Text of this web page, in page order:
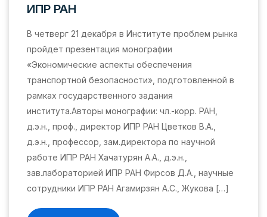
ИПР РАН
В четверг 21 декабря в Институте проблем рынка
пройдет презентация монографии
«Экономические аспекты обеспечения
транспортной безопасности», подготовленной в
рамках государственного задания
института.Авторы монографии: чл.-корр. РАН,
д.э.н., проф., директор ИПР РАН Цветков В.А.,
д.э.н., профессор, зам.директора по научной
работе ИПР РАН Хачатурян А.А., д.э.н.,
зав.лабораторией ИПР РАН Фирсов Д.А., научные
сотрудники ИПР РАН Агамирзян А.С., Жукова […]